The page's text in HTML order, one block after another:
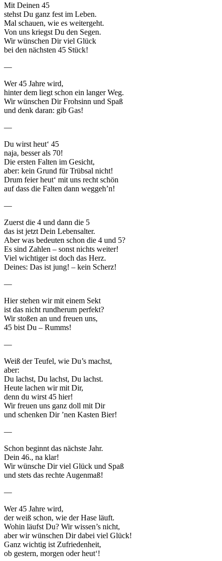
Mit Deinen 45
stehst Du ganz fest im Leben.
Mal schauen, wie es weitergeht.
Von uns kriegst Du den Segen.
Wir wünschen Dir viel Glück
bei den nächsten 45 Stück!
—
Wer 45 Jahre wird,
hinter dem liegt schon ein langer Weg.
Wir wünschen Dir Frohsinn und Spaß
und denk daran: gib Gas!
—
Du wirst heut‘ 45
naja, besser als 70!
Die ersten Falten im Gesicht,
aber: kein Grund für Trübsal nicht!
Drum feier heut‘ mit uns recht schön
auf dass die Falten dann weggeh’n!
—
Zuerst die 4 und dann die 5
das ist jetzt Dein Lebensalter.
Aber was bedeuten schon die 4 und 5?
Es sind Zahlen – sonst nichts weiter!
Viel wichtiger ist doch das Herz.
Deines: Das ist jung! – kein Scherz!
—
Hier stehen wir mit einem Sekt
ist das nicht rundherum perfekt?
Wir stoßen an und freuen uns,
45 bist Du – Rumms!
—
Weiß der Teufel, wie Du’s machst,
aber:
Du lachst, Du lachst, Du lachst.
Heute lachen wir mit Dir,
denn du wirst 45 hier!
Wir freuen uns ganz doll mit Dir
und schenken Dir ’nen Kasten Bier!
—
Schon beginnt das nächste Jahr.
Dein 46., na klar!
Wir wünsche Dir viel Glück und Spaß
und stets das rechte Augenmaß!
—
Wer 45 Jahre wird,
der weiß schon, wie der Hase läuft.
Wohin läufst Du? Wir wissen’s nicht,
aber wir wünschen Dir dabei viel Glück!
Ganz wichtig ist Zufriedenheit,
ob gestern, morgen oder heut‘!